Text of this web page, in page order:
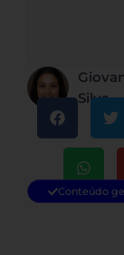
Silva
Conteúdo